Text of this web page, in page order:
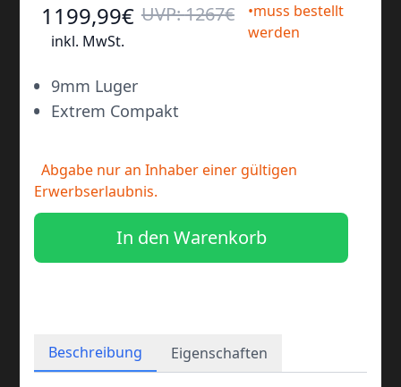
1199,99€
inkl. MwSt.
UVP:1267€
•muss bestellt
werden
• 9mm Luger
• Extrem Compakt
Abgabe nur an Inhaber einer gültigen
Erwerbserlaubnis.
In den Warenkorb
Beschreibung Eigenschaften